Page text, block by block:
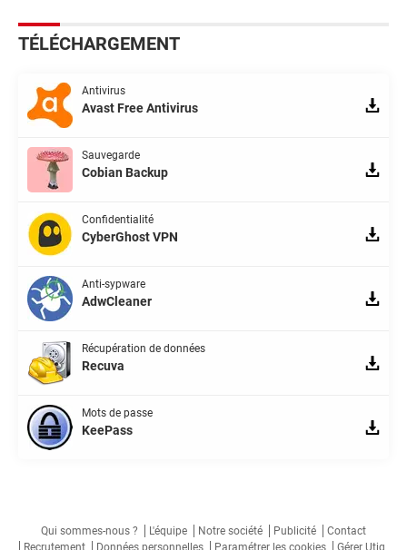
TÉLÉCHARGEMENT
Antivirus
Avast Free Antivirus
Sauvegarde
Cobian Backup
Confidentialité
CyberGhost VPN
Anti-sypware
AdwCleaner
Récupération de données
Recuva
Mots de passe
KeePass
Qui sommes-nous ? L'équipe Notre société Publicité
Contact
Recrutement
Données personnelles Paramétrer les cookies Gérer Utiq